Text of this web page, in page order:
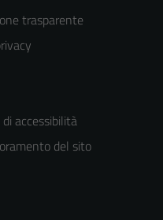
trasparente
accessibilità
del sito